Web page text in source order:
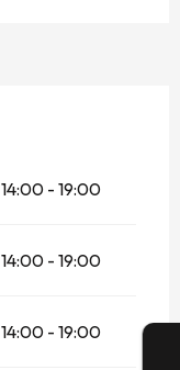
14:00 - 19:00
14:00 - 19:00
14:00 - 19:00